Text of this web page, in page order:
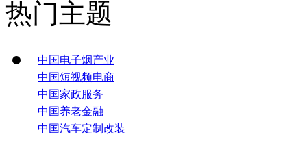
热门主题
中国电子烟产业
中国短视频电商
中国家政服务
中国养老金融
中国汽车定制改装